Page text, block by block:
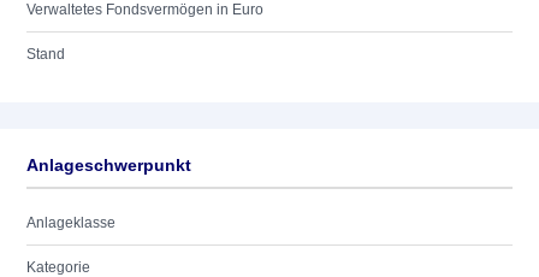
Verwaltetes Fondsvermögen in Euro
Stand
Anlageschwerpunkt
Anlageklasse
Kategorie